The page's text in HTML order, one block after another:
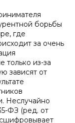
борьбы
где
за очень
только из-за
зависят от
Неслучайно
ФЗ (ред. от